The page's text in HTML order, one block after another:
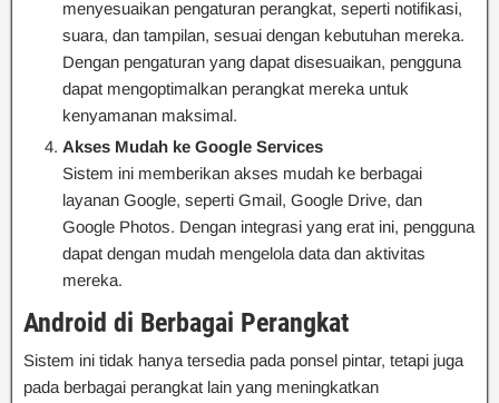
menyesuaikan pengaturan perangkat, seperti notifikasi,
suara, dan tampilan, sesuai dengan kebutuhan mereka.
Dengan pengaturan yang dapat disesuaikan, pengguna
dapat mengoptimalkan perangkat mereka untuk
kenyamanan maksimal.
Akses Mudah ke Google Services
Sistem ini memberikan akses mudah ke berbagai
layanan Google, seperti Gmail, Google Drive, dan
Google Photos. Dengan integrasi yang erat ini, pengguna
dapat dengan mudah mengelola data dan aktivitas
mereka.
Android di Berbagai Perangkat
Sistem ini tidak hanya tersedia pada ponsel pintar, tetapi juga
pada berbagai perangkat lain yang meningkatkan